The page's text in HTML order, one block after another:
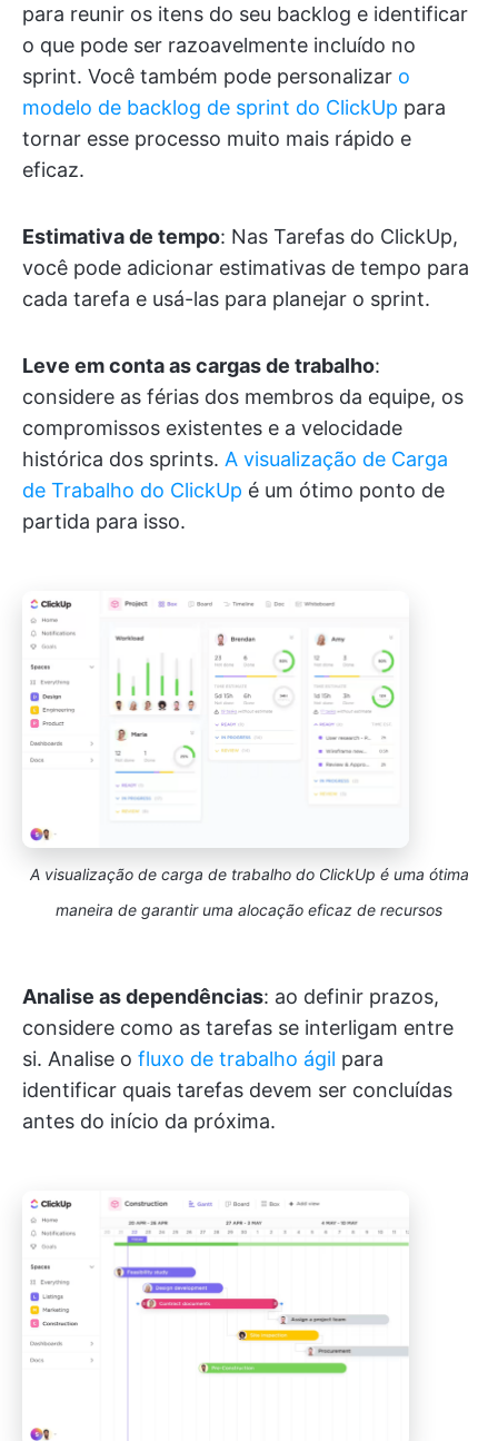
para reunir os itens do seu backlog e identificar
o que pode ser razoavelmente incluído no
sprint. Você também pode personalizar o
modelo de backlog de sprint do ClickUp para
tornar esse processo muito mais rápido e
eficaz.
Estimativa de tempo: Nas Tarefas do ClickUp,
você pode adicionar estimativas de tempo para
cada tarefa e usá-las para planejar o sprint.
Leve em conta as cargas de trabalho:
considere as férias dos membros da equipe, os
compromissos existentes e a velocidade
histórica dos sprints. A visualização de Carga
de Trabalho do ClickUp é um ótimo ponto de
partida para isso.
A visualização de carga de trabalho do ClickUp é uma ótima
maneira de garantir uma alocação eficaz de recursos
Analise as dependências: ao definir prazos,
considere como as tarefas se interligam entre
si. Analise o fluxo de trabalho ágil para
identificar quais tarefas devem ser concluídas
antes do início da próxima.